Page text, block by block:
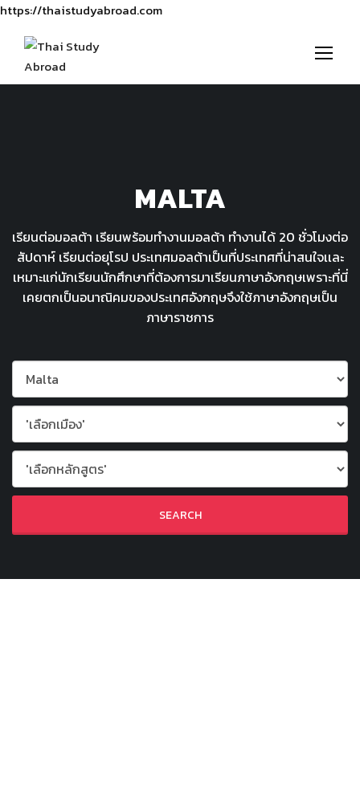
https://thaistudyabroad.com
MALTA
เรียนต่อมอลต้า เรียนพร้อมทำงานมอลต้า ทำงานได้ 20 ชั่วโมงต่อ
สัปดาห์ เรียนต่อยุโรป ประเทศมอลต้าเป็นที่ประเทศที่น่าสนใจเเละ
เหมาะแก่นักเรียนนักศึกษาที่ต้องการมาเรียนภาษาอังกฤษเพราะที่นี่
เคยตกเป็นอนาณิคมของประเทศอังกฤษจึงใช้ภาษาอังกฤษเป็น
ภาษาราชการ